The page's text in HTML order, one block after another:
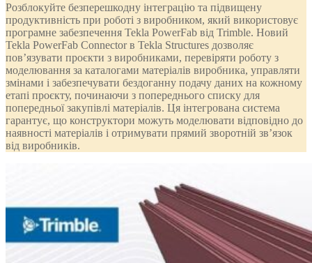
Розблокуйте безперешкодну інтеграцію та підвищену
продуктивність при роботі з виробником, який використовує
програмне забезпечення Tekla PowerFab від Trimble. Новий
Tekla PowerFab Connector в Tekla Structures дозволяє
пов’язувати проєкти з виробниками, перевіряти роботу з
моделювання за каталогами матеріалів виробника, управляти
змінами і забезпечувати бездоганну подачу даних на кожному
етапі проєкту, починаючи з попереднього списку для
попередньої закупівлі матеріалів. Ця інтегрована система
гарантує, що конструктори можуть моделювати відповідно до
наявності матеріалів і отримувати прямий зворотній зв’язок
від виробників.